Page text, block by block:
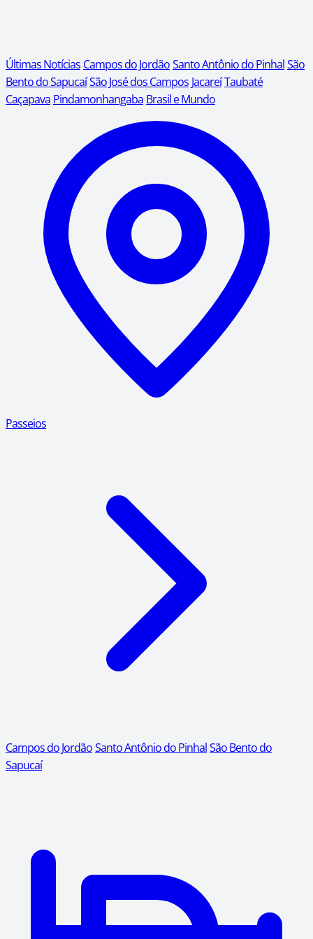
Últimas Notícias Campos do JordãoSanto Antônio do PinhalSão
Bento do SapucaíSão José dos Campos JacareíTaubaté
Caçapava Pindamonhangaba Brasil e Mundo
Passeios
Campos do JordãoSanto Antônio do PinhalSão Bento do
Sapucaí